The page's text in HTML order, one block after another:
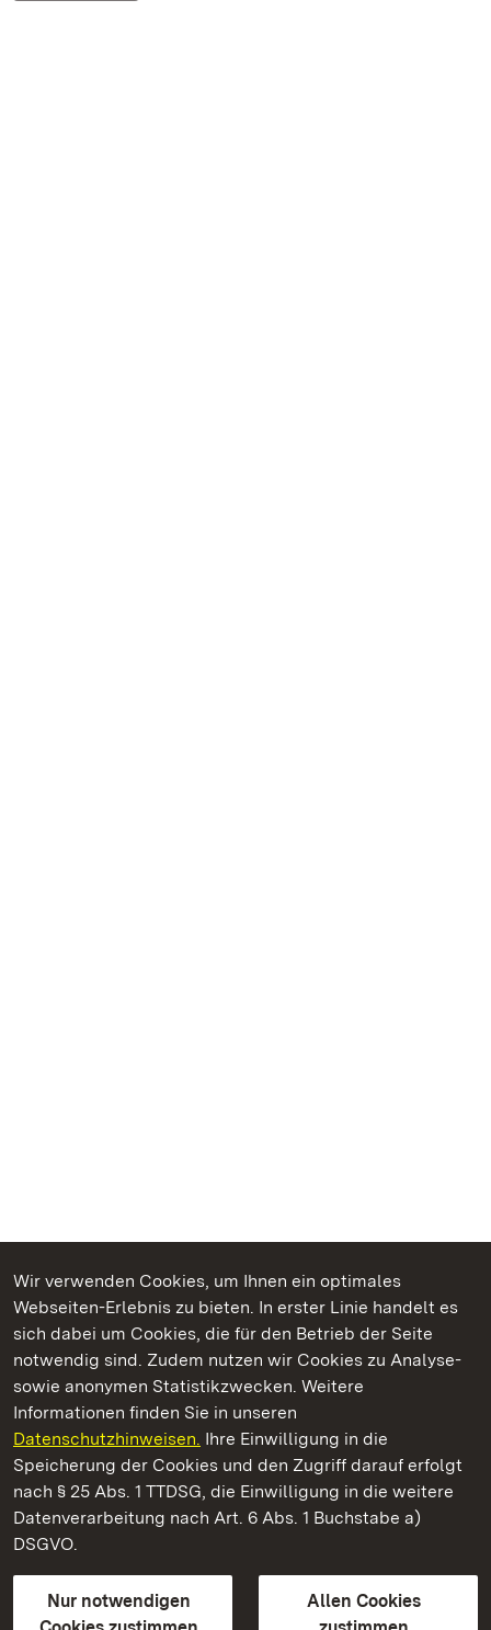
Wir verwenden Cookies, um Ihnen ein optimales
Webseiten-Erlebnis zu bieten. In erster Linie handelt es
sich dabei um Cookies, die für den Betrieb der Seite
notwendig sind. Zudem nutzen wir Cookies zu Analyse-
sowie anonymen Statistikzwecken. Weitere
Informationen finden Sie in unseren
Datenschutzhinweisen. Ihre Einwilligung in die
Speicherung der Cookies und den Zugriff darauf erfolgt
nach § 25 Abs. 1 TTDSG, die Einwilligung in die weitere
Datenverarbeitung nach Art. 6 Abs. 1 Buchstabe a)
DSGVO.
Nur notwendigen
Allen Cookies
Kommen. Staunen. Genießen.
Staatliche Schlösser und Gärten Baden‑Württemberg
Staatliche Schlösser und Gärten Baden-Württemberg
Kontakt
GebärdenspracheLeichte Sprache
Erklärung zur Barrierefreiheit
BITV-konform (geprüfte Seiten)